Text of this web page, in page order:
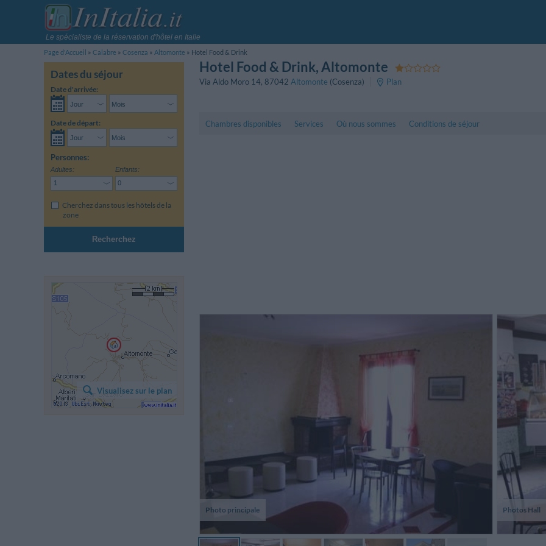
Le spécialiste de la réservation d'hôtel en Italie
Page d'Accueil Calabre Cosenza Altomonte Hotel Food & Drink
Dates du séjour
Date d'arrivée:
Date de départ:
Personnes:
Adultes: Enfants:
Cherchez dans tous les hôtels de la
zone
Recherchez
Hotel Food & Drink, Altomonte
Via Aldo Moro 14, 87042 Altomonte (Cosenza) Plan
Chambres disponibles Services Où nous sommes Conditions de séjour
Photo principale Photos Hall
Visualisez sur le plan